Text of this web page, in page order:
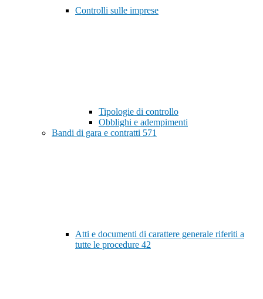
Controlli sulle imprese
Tipologie di controllo
Obblighi e adempimenti
Bandi di gara e contratti 571
Atti e documenti di carattere generale riferiti a
tutte le procedure 42